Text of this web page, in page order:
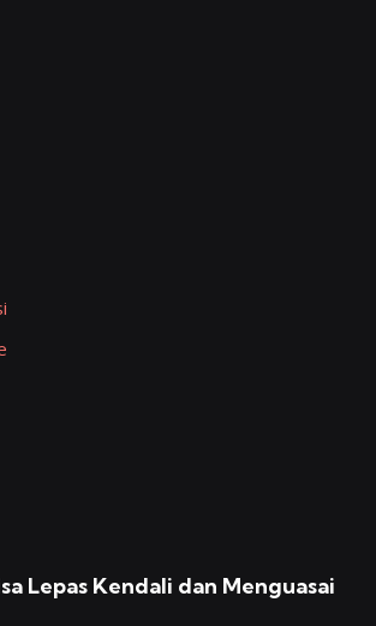
Lepas Kendali dan Menguasai